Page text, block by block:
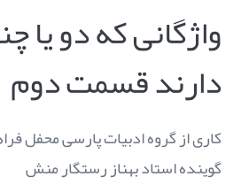
واژگانی که دو یا
دارند قسمت دوم
کاری از گروه ادبیات پارسی محفل
گوینده استاد بهناز رستگار منش